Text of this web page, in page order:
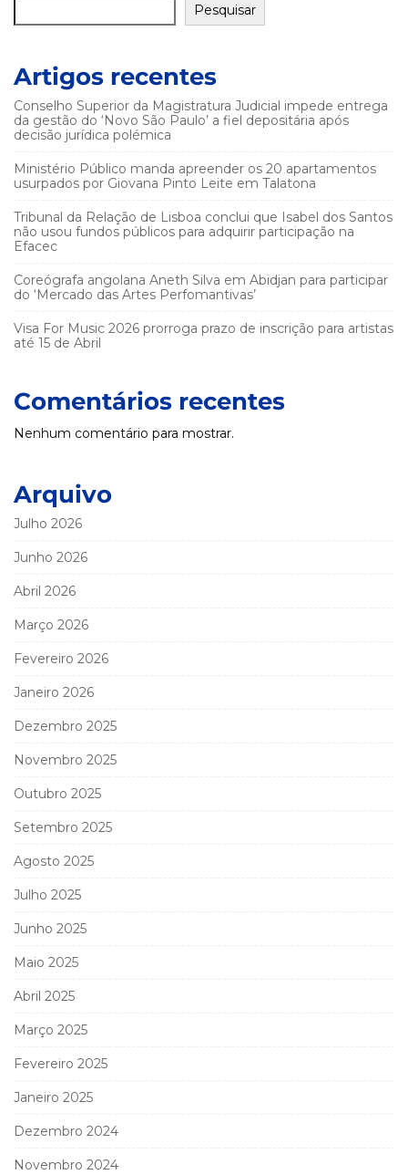
Pesquisar
Artigos recentes
Conselho Superior da Magistratura Judicial impede entrega
da gestão do ‘Novo São Paulo’ a fiel depositária após
decisão jurídica polémica
Ministério Público manda apreender os 20 apartamentos
usurpados por Giovana Pinto Leite em Talatona
Tribunal da Relação de Lisboa conclui que Isabel dos Santos
não usou fundos públicos para adquirir participação na
Efacec
Coreógrafa angolana Aneth Silva em Abidjan para participar
do ‘Mercado das Artes Perfomantivas’
Visa For Music 2026 prorroga prazo de inscrição para artistas
até 15 de Abril
Comentários recentes
Nenhum comentário para mostrar.
Arquivo
Julho 2026
Junho 2026
Abril 2026
Março 2026
Fevereiro 2026
Janeiro 2026
Dezembro 2025
Novembro 2025
Outubro 2025
Setembro 2025
Agosto 2025
Julho 2025
Junho 2025
Maio 2025
Abril 2025
Março 2025
Fevereiro 2025
Janeiro 2025
Dezembro 2024
Novembro 2024